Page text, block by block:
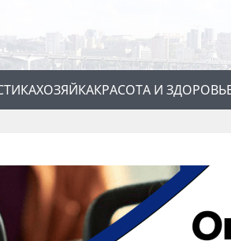
ХОЗЯЙКАКРАСОТА И